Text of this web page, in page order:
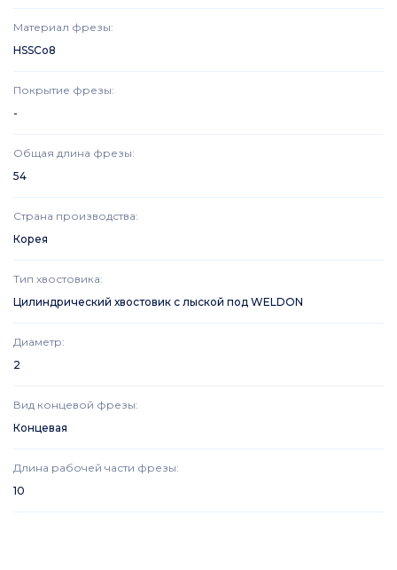
Материал фрезы:
HSSCo8
Покрытие фрезы:
-
Общая длина фрезы:
54
Страна производства:
Корея
Тип хвостовика:
Цилиндрический хвостовик с лыской под WELDON
Диаметр:
2
Вид концевой фрезы:
Концевая
Длина рабочей части фрезы:
10